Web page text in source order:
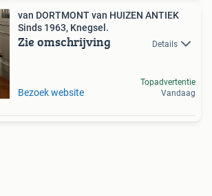
van DORTMONT van HUIZEN ANTIEK
Sinds 1963, Knegsel.
Zie omschrijving Details
Bezoek website
Topadvertentie
Vandaag